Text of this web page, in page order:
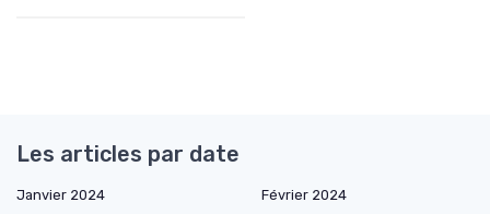
Les articles par date
Janvier 2024
Février 2024